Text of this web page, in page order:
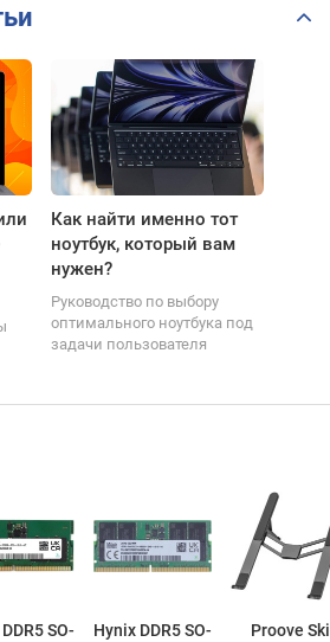
Как найти именно тот
ноутбук, который вам
нужен?
Руководство по выбору
оптимального ноутбука под
задачи пользователя
SO-
Hynix DDR5 SO-
Proove Ski